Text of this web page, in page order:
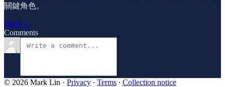
關鍵角色。
Read →
Comments
© 2026 Mark Lin · Privacy ∙ Terms ∙ Collection notice